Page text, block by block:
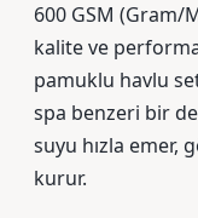
600 GSM (Gram/
kalite ve
pamuklu havlu
spa benzeri bir
suyu hızla emer,
kurur.